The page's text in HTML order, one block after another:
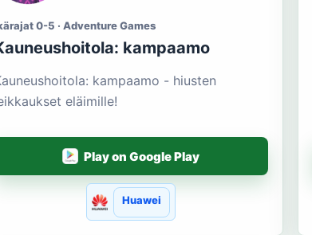
0-5 · Adventure Games
kampaamo
kampaamo - hiusten
eläimille!
Play on Google Play
Huawei